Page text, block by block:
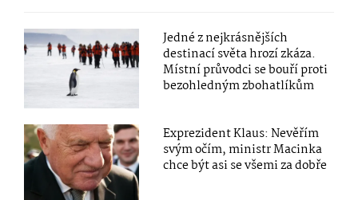
Jedné z nejkrásnějších
destinací světa hrozí zkáza.
Místní průvodci se bouří proti
bezohledným zbohatlíkům
Exprezident Klaus: Nevěřím
svým očím, ministr Macinka
chce být asi se všemi za dobře